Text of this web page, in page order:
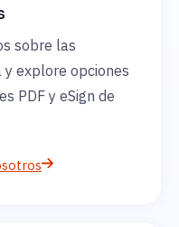
sobre las
y explore opciones
PDF y eSign de